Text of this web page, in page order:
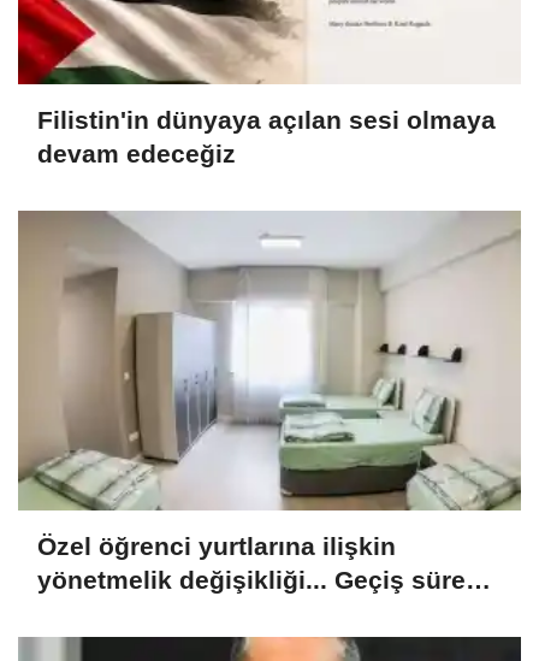
Filistin'in dünyaya açılan sesi olmaya
devam edeceğiz
Özel öğrenci yurtlarına ilişkin
yönetmelik değişikliği... Geçiş süresi